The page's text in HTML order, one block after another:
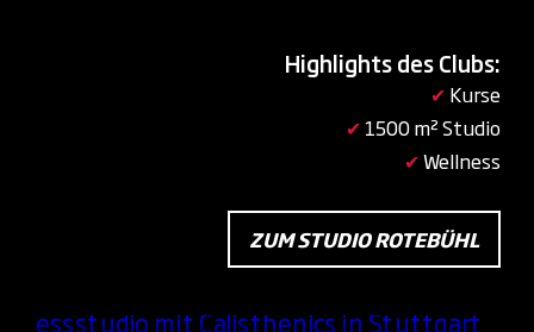
Highlights des Clubs:
✔ Kurse
✔ 1500 m² Studio
✔Wellness
ZUM STUDIO ROTEBÜHL